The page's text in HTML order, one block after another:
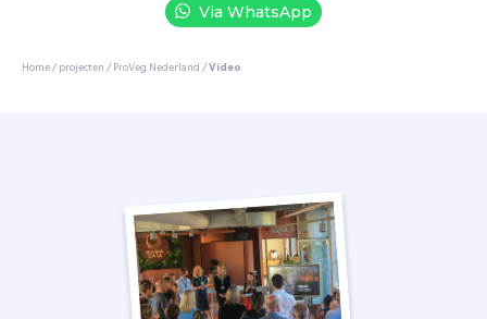
n
Via WhatsApp
Home/projecten/ProVeg Nederland/Video